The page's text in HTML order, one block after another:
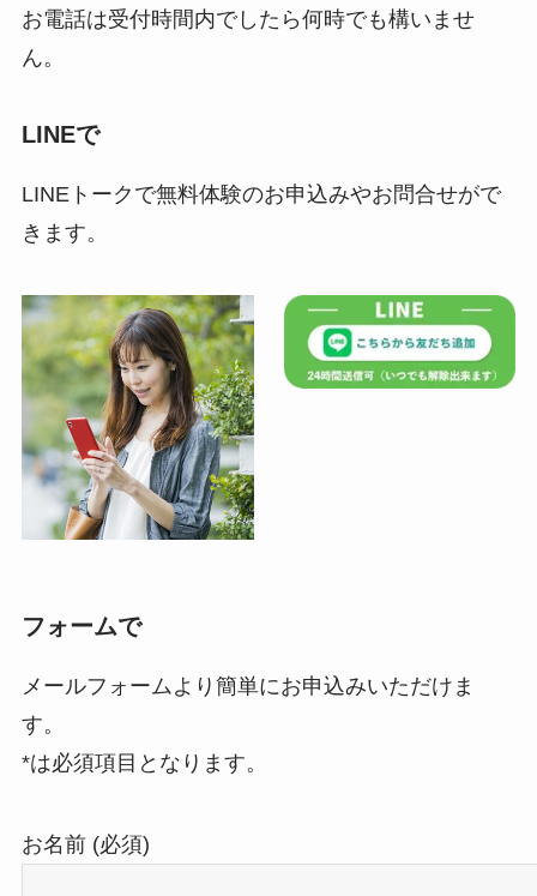
お電話は受付時間内でしたら何時でも構いませ
ん。
LINEで
LINEトークで無料体験のお申込みやお問合せがで
きます。
フォームで
メールフォームより簡単にお申込みいただけま
す。
*は必須項目となります。
お名前 (必須)